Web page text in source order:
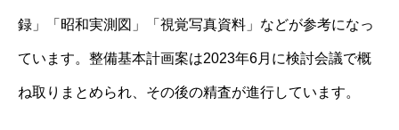
録」「昭和実測図」「視覚写真資料」などが参考になっ
ています。整備基本計画案は2023年6月に検討会議で概
ね取りまとめられ、その後の精査が進行しています。